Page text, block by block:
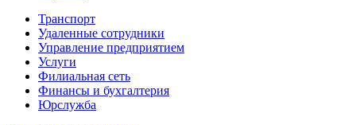
Транспорт
Удаленные сотрудники
Управление предприятием
Услуги
Филиальная сеть
Финансы и бухгалтерия
Юрслужба